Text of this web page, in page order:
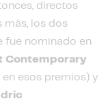
directos
más, los dos
fue nominado en
Contemporary
esos premios) y